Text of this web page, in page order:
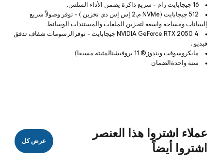
16 جيجابايت رام - سريع ذاكرة يضمن الأداء السلس.
512 جيجابايت (NVMe م.2 إس إس دي تخزين ) - توفر وصولاً سريع
إلىبيانات ومساحة واسعة لتخزين الملفات والمستندات الوسائط
NVIDIA GeForce RTX 2050 4 جيجابايت - توفرالرسومات شفاف تدفق
فيديو .
مايكروسوفت ويندوز® 11 بروفيشنالمثبتة مسبقا)
سنة واحدةالضمان
عملاء اشتروا هذا العنصر
اشتروا أيضاً
عرض كل